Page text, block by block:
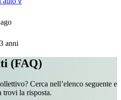
anni
(FAQ)
Cerca nell’elenco seguente e
trovi la risposta.